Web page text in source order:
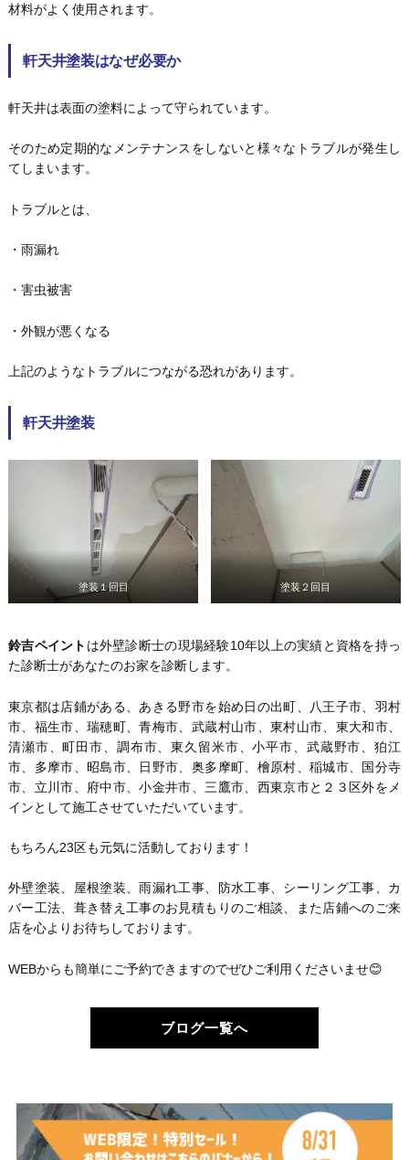
材料がよく使用されます。
軒天井塗装はなぜ必要か
軒天井は表面の塗料によって守られています。
そのため定期的なメンテナンスをしないと様々なトラブルが発生し
てしまいます。
トラブルとは、
・雨漏れ
・害虫被害
・外観が悪くなる
上記のようなトラブルにつながる恐れがあります。
軒天井塗装
塗装１回目 塗装２回目
鈴吉ペイント は外壁診断士の現場経験10年以上の実績と資格を持っ
た診断士があなたのお家を診断します。
東京都は店鋪がある、あきる野市を始め日の出町、八王子市、羽村
市、福生市、瑞穂町、青梅市、武蔵村山市、東村山市、東大和市、
清瀬市、町田市、調布市、東久留米市、小平市、武蔵野市、狛江
市、多摩市、昭島市、日野市、奥多摩町、檜原村、稲城市、国分寺
市、立川市、府中市、小金井市、三鷹市、西東京市と２３区外をメ
インとして施工させていただいています。
もちろん23区も元気に活動しております！
外壁塗装、屋根塗装、雨漏れ工事、防水工事、シーリング工事、カ
バー工法、葺き替え工事のお見積もりのご相談、また店鋪へのご来
店を心よりお待ちしております。
WEBからも簡単にご予約できますのでぜひご利用くださいませ😊
ブログ一覧へ